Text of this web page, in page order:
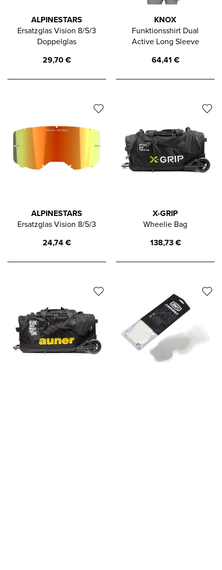
ALPINESTARS
Ersatzglas Vision 8/5/3
Doppelglas
29,70€
KNOX
Funktionsshirt Dual
Active Long Sleeve
64,41 €
ALPINESTARS
Ersatzglas Vision 8/5/3
24,74€
X-GRIP
Wheelie Bag
138,73€